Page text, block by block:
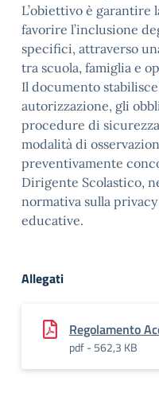
L’obiettivo è
favorire l’inclusione
specifici, attraverso
tra scuola, famiglia e
Il documento
autorizzazione, gli
procedure di
modalità di
preventivamente
Dirigente Scolastico,
normativa sulla
educative.
Allegati
Regolamento
pdf - 562,3 KB